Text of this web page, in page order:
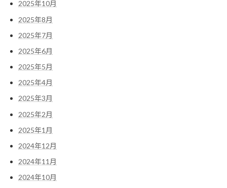
2025年10月
2025年8月
2025年7月
2025年6月
2025年5月
2025年4月
2025年3月
2025年2月
2025年1月
2024年12月
2024年11月
2024年10月